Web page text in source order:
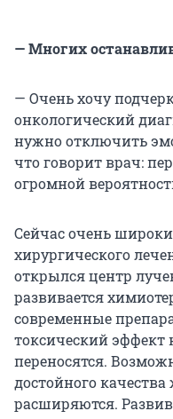
— Многих
— Очень хочу
онкологический
нужно отключить
что говорит врач:
огромной
Сейчас очень
хирургического
открылся центр
развивается
современные
токсический эффект
переносятся.
достойного
расширяются.